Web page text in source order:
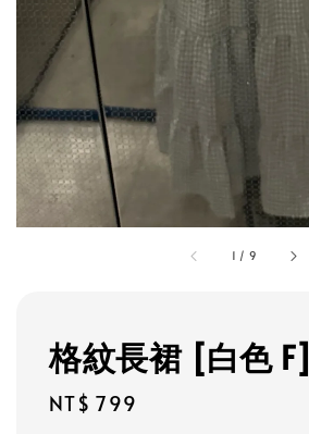
1 / 9
格紋長裙 [白色 F]
Regular
NT$ 799